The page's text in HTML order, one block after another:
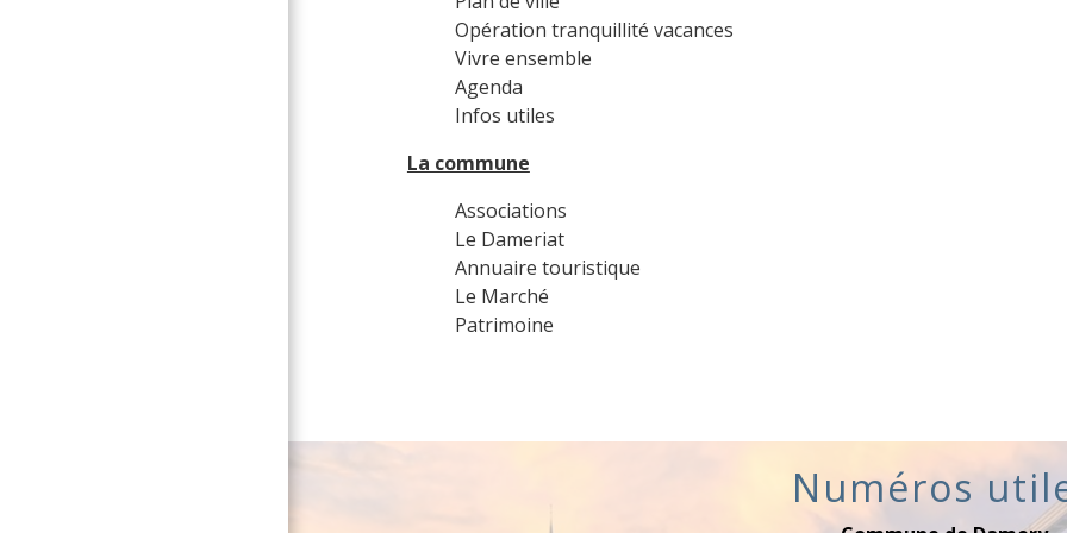
Opération tranquillité vacances
Vivre ensemble
Agenda
Infos utiles
La commune
Associations
Le Dameriat
Annuaire touristique
Le Marché
Patrimoine
Numéros